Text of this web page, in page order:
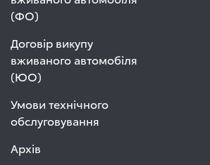
(ФО)
Договір викупу
вживаного автомобіля
(ЮО)
Умови технічного
обслуговування
Архів